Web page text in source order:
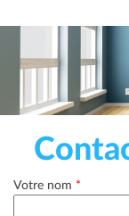
Votre nom *